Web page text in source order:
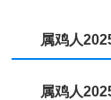
属鸡人2025
属鸡人